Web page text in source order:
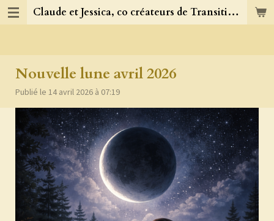
Passer
Claude et Jessica, co créateurs de TransitionJC
Nouvelle lune avril 2026
Publié le 14 avril 2026 à 07:19